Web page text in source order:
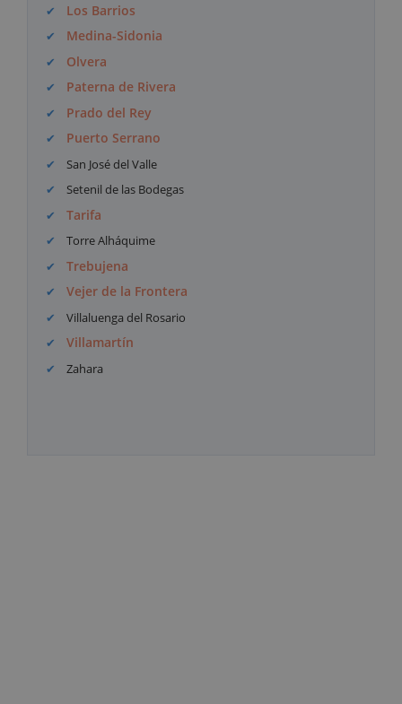
Los Barrios
Medina-Sidonia
Olvera
Paterna de Rivera
Prado del Rey
Puerto Serrano
San José del Valle
Setenil de las Bodegas
Tarifa
Torre Alháquime
Trebujena
Vejer de la Frontera
Villaluenga del Rosario
Villamartín
Zahara